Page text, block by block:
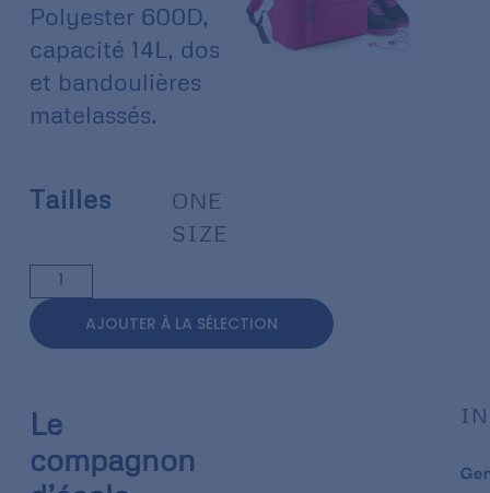
Polyester 600D,
capacité 14L, dos
et bandoulières
matelassés.
Tailles
ONE
SIZE
AJOUTER À LA SÉLECTION
Le
compagnon